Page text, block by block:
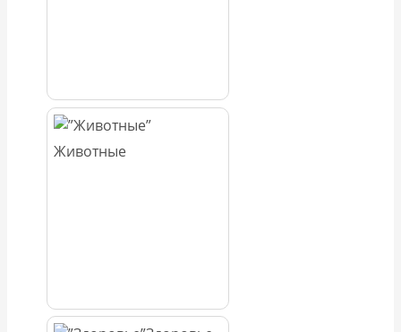
Животные